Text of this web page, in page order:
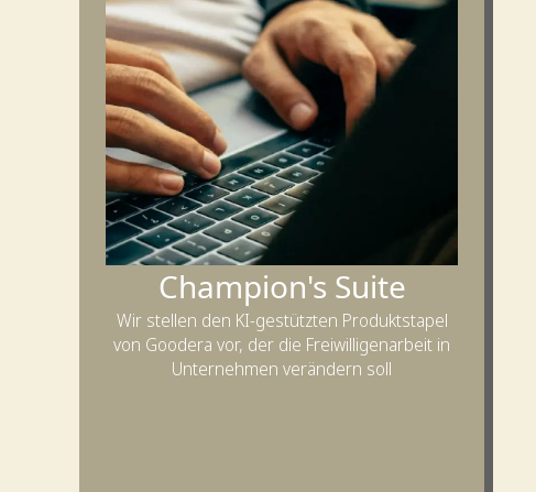
Champion's Suite
Wir stellen den KI-gestützten Produktstapel
von Goodera vor, der die Freiwilligenarbeit in
Unternehmen verändern soll